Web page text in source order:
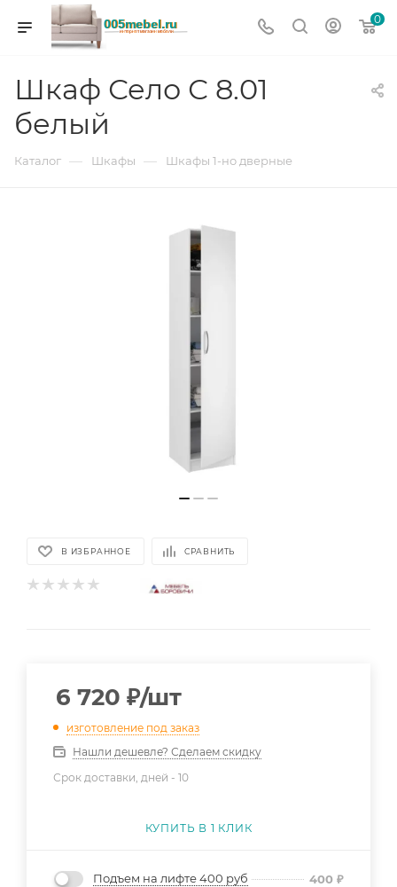
0
Шкаф Село С 8.01
белый
Каталог — Шкафы — Шкафы 1-но дверные
В ИЗБРАННОЕ СРАВНИТЬ
6 720 ₽/шт
изготовление под заказ
Нашли дешевле? Сделаем скидку
Срок доставки, дней - 10
КУПИТЬ В 1 КЛИК
Подъем на лифте 400 руб 400 ₽